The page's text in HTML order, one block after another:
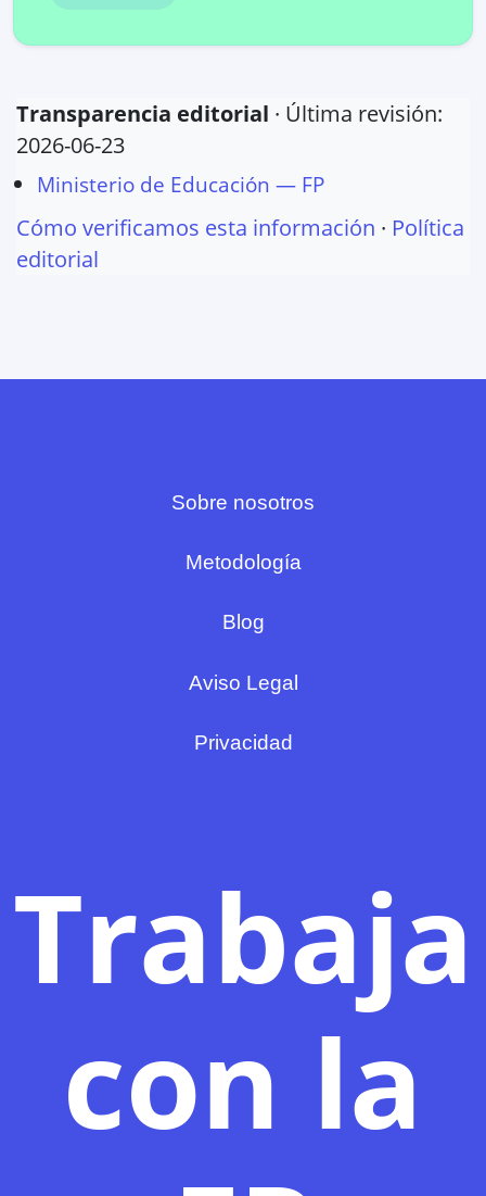
Transparencia editorial · Última revisión:
2026-06-23
Ministerio de Educación — FP
Cómo verificamos esta información · Política
editorial
Sobre nosotros
Metodología
Blog
Aviso Legal
Privacidad
Trabaja
con la